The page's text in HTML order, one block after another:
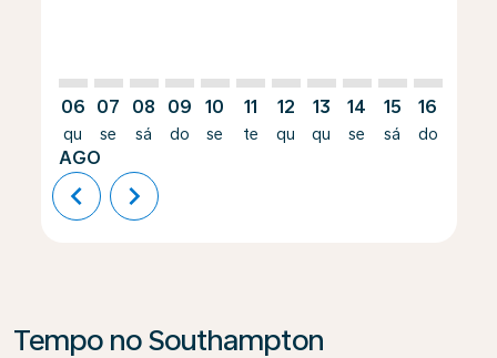
06
qu
AGO
07
se
08
sá
09
do
10
se
11
te
12
qu
13
qu
14
se
15
sá
16
do
chevron_left chevron_right
Tempo no Southampton